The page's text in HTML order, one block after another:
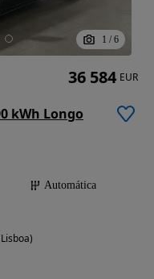
1 / 6
kWh Longo
Automática
36 584 EUR